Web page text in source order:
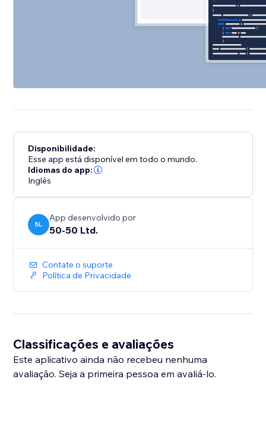
Disponibilidade:
Esse app está disponível em todo o mundo.
Idiomas do app:
Inglês
5L
App desenvolvido por
50-50 Ltd.
Contate o suporte
Política de Privacidade
Classificações e avaliações
Este aplicativo ainda não recebeu nenhuma
avaliação. Seja a primeira pessoa em avaliá-lo.